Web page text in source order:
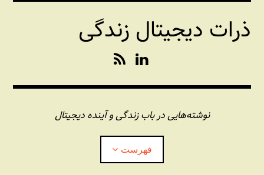
رفتن
محتواذرات دیجیتال زندگی
n
k
e
d
I
n
S
نوشته‌هایی در باب زندگی و آینده دیجیتال
فهرست